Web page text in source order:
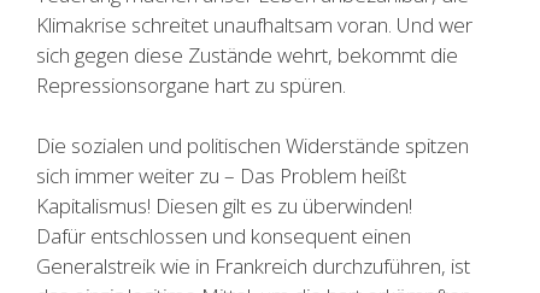
Klimakrise schreitet unaufhaltsam voran. Und wer
sich gegen diese Zustände wehrt, bekommt die
Repressionsorgane hart zu spüren.
Die sozialen und politischen Widerstände spitzen
sich immer weiter zu – Das Problem heißt
Kapitalismus! Diesen gilt es zu überwinden!
Dafür entschlossen und konsequent einen
Generalstreik wie in Frankreich durchzuführen, ist